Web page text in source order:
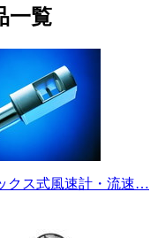
一覧
クス式風速計・流速…